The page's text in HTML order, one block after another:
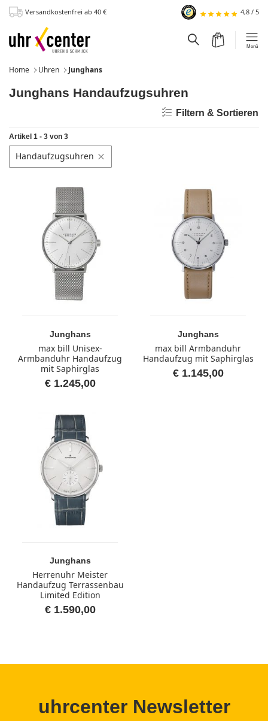
Hauptinhalt
Versandkostenfrei ab 40 € 4,8 / 5
Menü
Warenkorb
Suchfeld
Home Uhren Junghans
Junghans Handaufzugsuhren
Filtern & Sortieren
Artikel 1 - 3 von 3
Handaufzugsuhren
Filter löschen
Junghans
max bill Unisex-
Armbanduhr Handaufzug
mit Saphirglas
€ 1.245,00
Junghans
max bill Armbanduhr
Handaufzug mit Saphirglas
€ 1.145,00
Junghans
Herrenuhr Meister
Handaufzug Terrassenbau
Limited Edition
€ 1.590,00
uhrcenter Newsletter